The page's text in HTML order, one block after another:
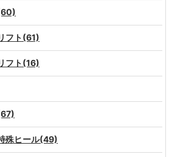
フト(61)
フト(16)
殊ヒール(49)